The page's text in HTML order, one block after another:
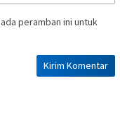
peramban ini untuk